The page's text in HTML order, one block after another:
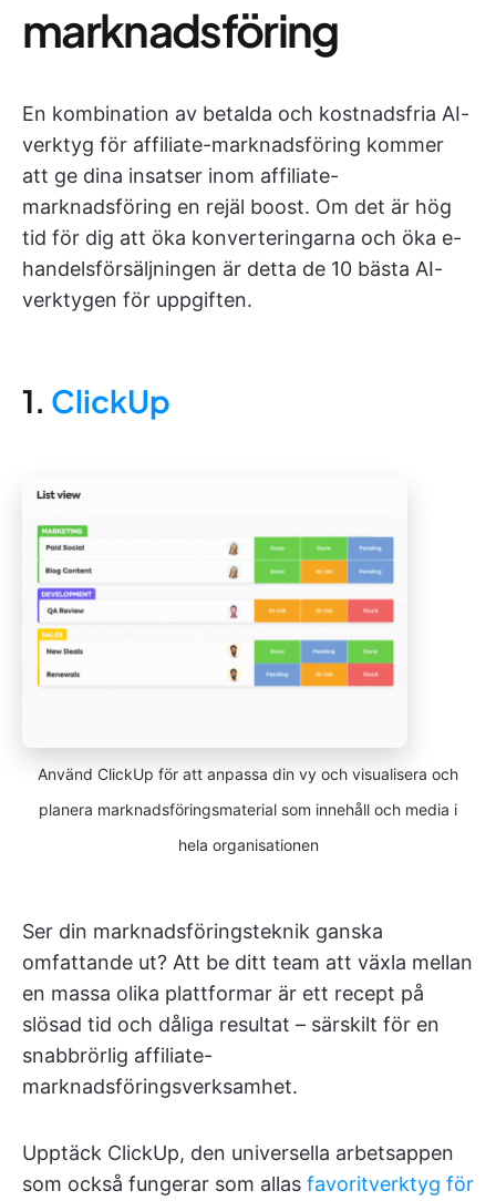
marknadsföring
En kombination av betalda och kostnadsfria AI-
verktyg för affiliate-marknadsföring kommer
att ge dina insatser inom affiliate-
marknadsföring en rejäl boost. Om det är hög
tid för dig att öka konverteringarna och öka e-
handelsförsäljningen är detta de 10 bästa AI-
verktygen för uppgiften.
1. ClickUp
Använd ClickUp för att anpassa din vy och visualisera och
planera marknadsföringsmaterial som innehåll och media i
hela organisationen
Ser din marknadsföringsteknik ganska
omfattande ut? Att be ditt team att växla mellan
en massa olika plattformar är ett recept på
slösad tid och dåliga resultat – särskilt för en
snabbrörlig affiliate-
marknadsföringsverksamhet.
Upptäck ClickUp, den universella arbetsappen
som också fungerar som allas favoritverktyg för